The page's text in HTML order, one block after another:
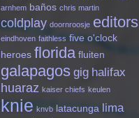
arnhem baños chris martin
coldplay doornroosje editors
eindhoven faithless five o'clock
heroes florida fluiten
galapagos gig halifax
huaraz kaiser chiefs keulen
knie knvb latacunga lima